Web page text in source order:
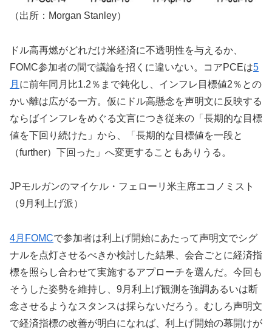
（出所：Morgan Stanley）
ドル高再燃がどれだけ米経済に不透明性を与えるか、
FOMC参加者の間で議論を招くに違いない。コアPCEは5
月 に前年同月比1.2％まで鈍化し、インフレ目標値2％との
かい離は広がる一方。仮にドル高懸念を声明文に反映する
ならばインフレをめぐる文言につき従来の「長期的な目標
値を下回り続けた」から、「長期的な目標値を一段と
（further）下回った」へ変更することもありうる。
JPモルガンのマイケル・フェローリ米主席エコノミスト
（9月利上げ派）
4月FOMCで参加者は利上げ開始にあたって声明文でシグ
ナルを点灯させるべきか検討した結果、会合ごとに経済指
標を照らし合わせて実施するアプローチを選んだ。今回も
そうした姿勢を維持し、9月利上げ観測を強調あるいは断
念させるようなスタンスは採らないだろう。むしろ声明文
で経済指標の改善が明白になれば、利上げ開始の幕開けが